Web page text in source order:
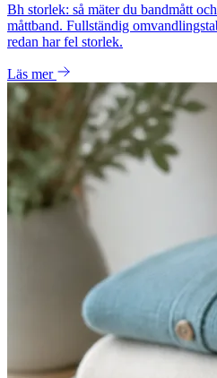
Bh storlek: så mäter du bandmått
måttband. Fullständig
redan har fel storlek.
Läs mer